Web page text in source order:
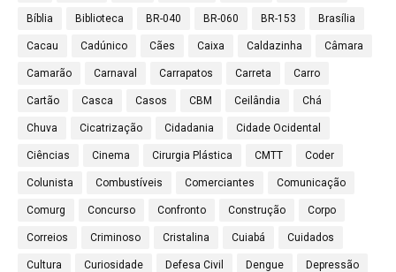
Bíblia Biblioteca BR-040 BR-060 BR-153 Brasília
Cacau Cadúnico Cães Caixa Caldazinha Câmara
Camarão Carnaval Carrapatos Carreta Carro
Cartão Casca Casos CBM Ceilândia Chá
Chuva Cicatrização Cidadania Cidade Ocidental
Ciências Cinema Cirurgia Plástica CMTT Coder
Colunista Combustíveis Comerciantes Comunicação
Comurg Concurso Confronto Construção Corpo
Correios Criminoso Cristalina Cuiabá Cuidados
Cultura Curiosidade Defesa Civil Dengue Depressão